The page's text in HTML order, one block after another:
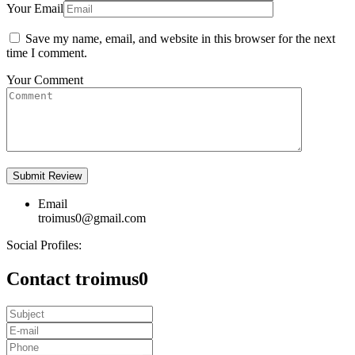
Your Email
Save my name, email, and website in this browser for the next
time I comment.
Your Comment
Email
troimus0@gmail.com
Social Profiles:
Contact troimus0